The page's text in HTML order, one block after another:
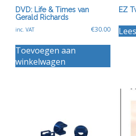
DVD: Life & Times van
Gerald Richards
€30.00
inc. VAT
Toevoegen aan
winkelwagen
EZ